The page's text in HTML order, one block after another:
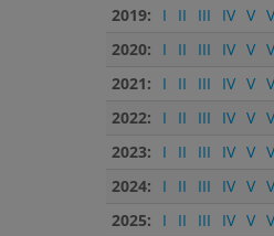
2019: I II III IV V
2020:
I II III IV V
2021:
I II III IV V
2022:
I II III IV V
2023:
I II III IV V
2024:
I II III IV V
2025:
I II III IV V